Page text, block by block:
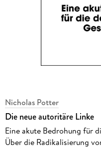
Nicholas Potter
Die neue autoritäre Linke
Eine akute Bedrohung für
Über die Radikalisierung